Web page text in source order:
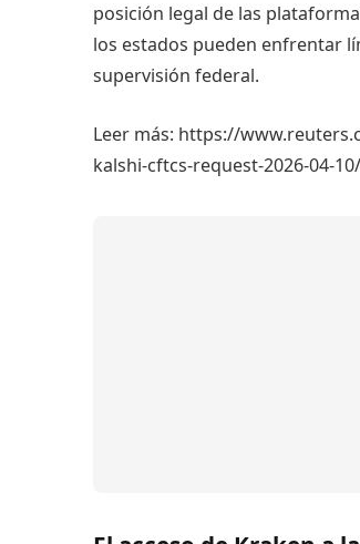
posición legal de las
los estados pueden enfrentar
supervisión federal.
Leer más: https://
kalshi-cftcs-request-2026-04-10/